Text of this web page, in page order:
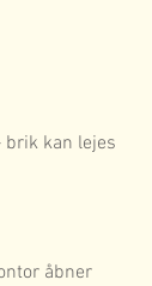
brik kan lejes
åbner